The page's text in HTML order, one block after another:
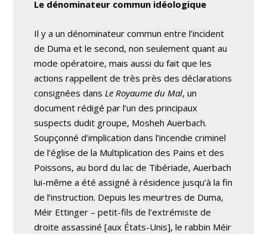
Le dénominateur commun idéologique
Il y a un dénominateur commun entre l’incident
de Duma et le second, non seulement quant au
mode opératoire, mais aussi du fait que les
actions rappellent de très près des déclarations
consignées dansLe Royaume du Mal, un
document rédigé par l’un des principaux
suspects dudit groupe, Mosheh Auerbach.
Soupçonné d’implication dans l’incendie criminel
de l’église de la Multiplication des Pains et des
Poissons, au bord du lac de Tibériade, Auerbach
lui-même a été assigné à résidence jusqu’à la fin
de l’instruction. Depuis les meurtres de Duma,
Méir Ettinger – petit-fils de l’extrémiste de
droite assassiné [aux États-Unis], le rabbin Méir